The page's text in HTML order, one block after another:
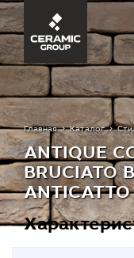
Главная Каталог
ANTIQUE
BRUCIATO
ANTICATTO